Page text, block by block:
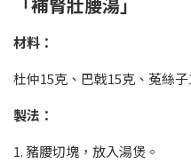
「補腎壯腰湯」
材料：
杜仲15克、巴戟15克、菟絲
製法：
1. 豬腰切塊，放入湯煲。